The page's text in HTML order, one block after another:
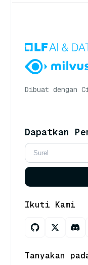
Dibuat dengan
Dapatkan
Ikuti Kami
Tanyakan